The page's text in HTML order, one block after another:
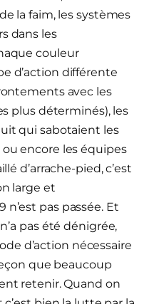
la faim, les systèmes
dans les
couleur
d’action différente
avec les
plus déterminés), les
qui sabotaient les
encore les équipes
d’arrache-pied, c’est
large et
n’est pas passée. Et
pas été dénigrée,
d’action nécessaire
que beaucoup
retenir. Quand on